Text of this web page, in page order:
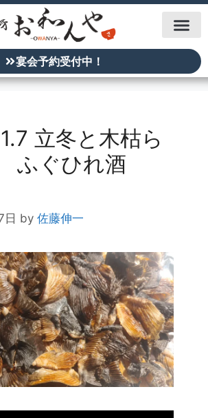
宴会予約受付中！
立冬と木枯ら
ふぐひれ酒
日 by 佐藤伸一